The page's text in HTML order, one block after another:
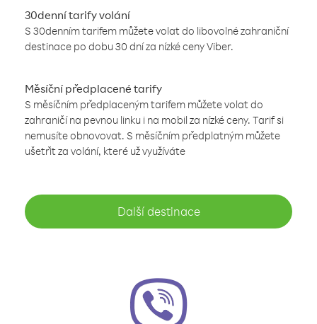
30denní tarify volání
S 30denním tarifem můžete volat do libovolné zahraniční
destinace po dobu 30 dní za nízké ceny Viber.
Měsíční předplacené tarify
S měsíčním předplaceným tarifem můžete volat do
zahraničí na pevnou linku i na mobil za nízké ceny. Tarif si
nemusíte obnovovat. S měsíčním předplatným můžete
ušetřit za volání, které už využíváte
Další destinace